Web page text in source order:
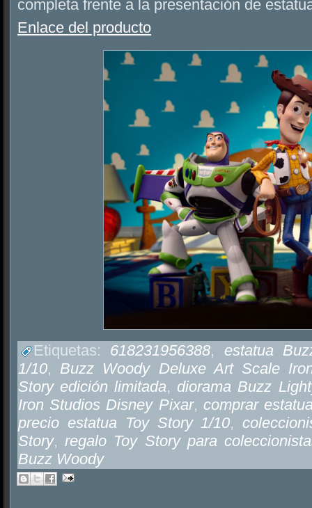
completa frente a la presentación de
Enlace del producto
Etiquetas: 618231956388, estatua
1/10, Buzz Woody Deluxe Art Scale
Story edición limitada, diorama Buzz
Iron Studios Disney Pixar, comprar
precio estatua Toy Story 1/10,
Story,regalo Toy Story para
Buzz Woody